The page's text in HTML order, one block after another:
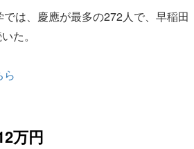
は、慶應が最多の272人で、早稲田
た。
ら
万円